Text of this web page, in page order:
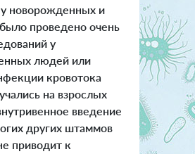
новорожденных и
проведено очень
у
людей или
кровотока
на взрослых
введение
других штаммов
приводит к